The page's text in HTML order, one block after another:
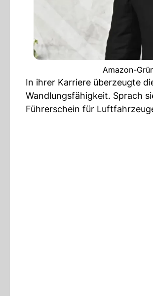
Amazon-
In ihrer Karriere überzeugte
Wandlungsfähigkeit. Sprach
Führerschein für